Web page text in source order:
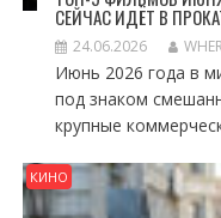
СЕЙЧАС ИДЁТ В
24.06.2026
Июнь 2026 года в
под знаком
крупные
КИНО